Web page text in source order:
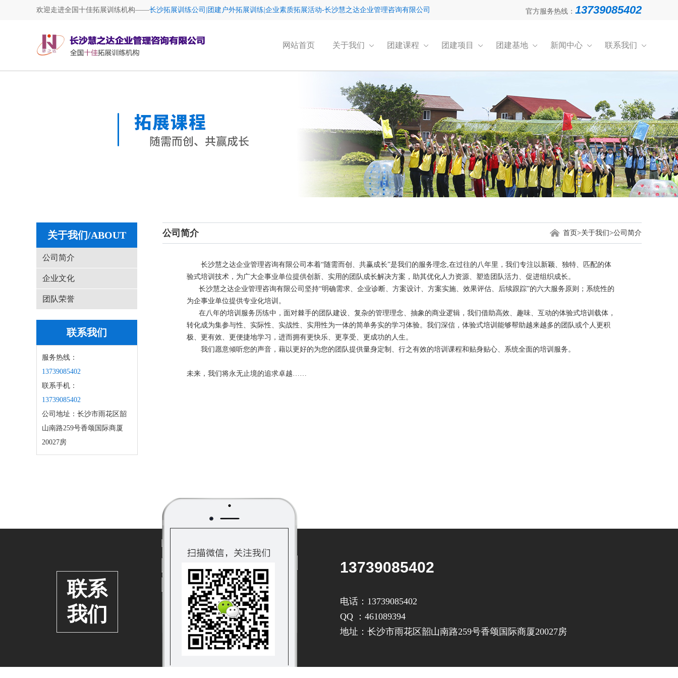
欢迎走进全国十佳拓展训练机构——长沙拓展训练公司|团建户外拓展训练|企业素质拓展活动-长沙慧之达企业管理咨询有限公司 官方服务热线： 13739085402
网站首页 关于我们 团建课程 团建项目 团建基地 新闻中心 联系我们
关于我们/ABOUT
公司简介
企业文化
团队荣誉
联系我们
服务热线：
13739085402
联系手机：
13739085402
公司地址：长沙市雨花区韶
山南路259号香颂国际商厦
20027房
公司简介 首页>关于我们>公司简介
长沙慧之达企业管理咨询有限公司本着“随需而创、共赢成长”是我们的服务理念,在过往的八年里，我们专注以新颖、独特、匹配的体
验式培训技术，为广大企事业单位提供创新、实用的团队成长解决方案，助其优化人力资源、塑造团队活力、促进组织成长。
长沙慧之达企业管理咨询有限公司坚持“明确需求、企业诊断、方案设计、方案实施、效果评估、后续跟踪”的六大服务原则；系统性的
为企事业单位提供专业化培训。
在八年的培训服务历练中，面对棘手的团队建设、复杂的管理理念、抽象的商业逻辑，我们借助高效、趣味、互动的体验式培训载体，
转化成为集参与性、实际性、实战性、实用性为一体的简单务实的学习体验。我们深信，体验式培训能够帮助越来越多的团队或个人更积
极、更有效、更便捷地学习，进而拥有更快乐、更享受、更成功的人生。
我们愿意倾听您的声音，藉以更好的为您的团队提供量身定制、行之有效的培训课程和贴身贴心、系统全面的培训服务。
未来，我们将永无止境的追求卓越……
联系
我们
13739085402
电话：13739085402
QQ ：461089394
地址：长沙市雨花区韶山南路259号香颂国际商厦20027房